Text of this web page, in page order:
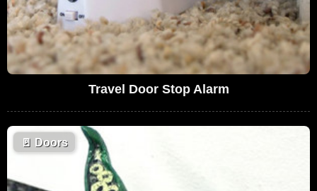
Travel Door Stop Alarm
🚪 Doors